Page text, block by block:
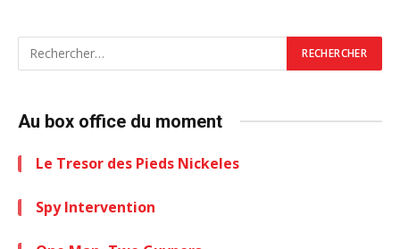
Au box office du moment
Le Tresor des Pieds Nickeles
Spy Intervention